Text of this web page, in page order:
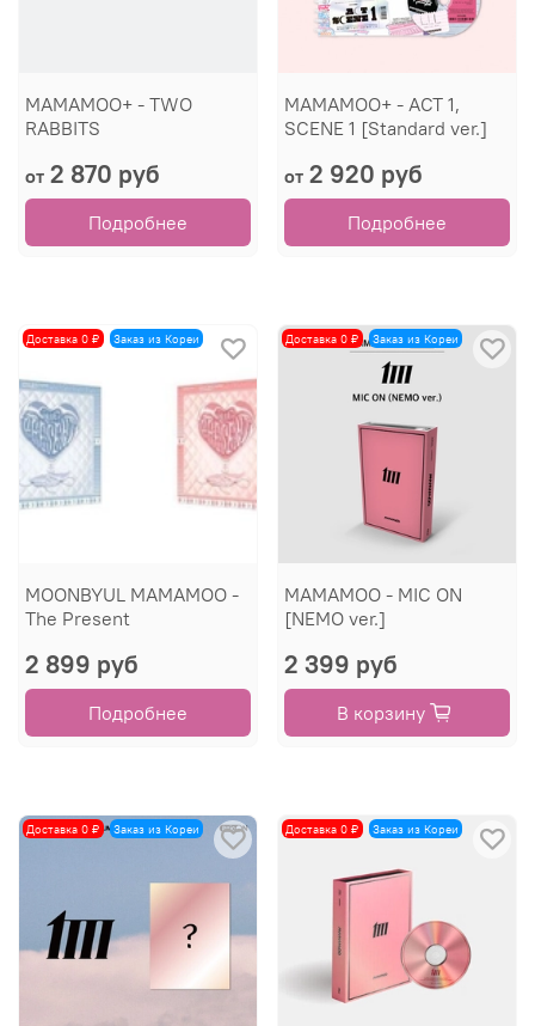
MAMAMOO+ - TWO
RABBITS
от2 870 руб
Подробнее
MAMAMOO+ - ACT 1,
SCENE 1 [Standard ver.]
от2 920 руб
Подробнее
Доставка 0 ₽ Заказ из Кореи
MOONBYUL MAMAMOO -
The Present
2 899 руб
Подробнее
Доставка 0 ₽ Заказ из Кореи
MAMAMOO - MIC ON
[NEMO ver.]
2 399 руб
В корзину
Доставка 0 ₽ Заказ из Кореи Доставка 0 ₽ Заказ из Кореи